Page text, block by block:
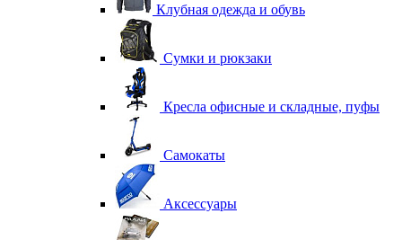
Клубная одежда и обувь
Сумки и рюкзаки
Кресла офисные и складные, пуфы
Самокаты
Аксессуары